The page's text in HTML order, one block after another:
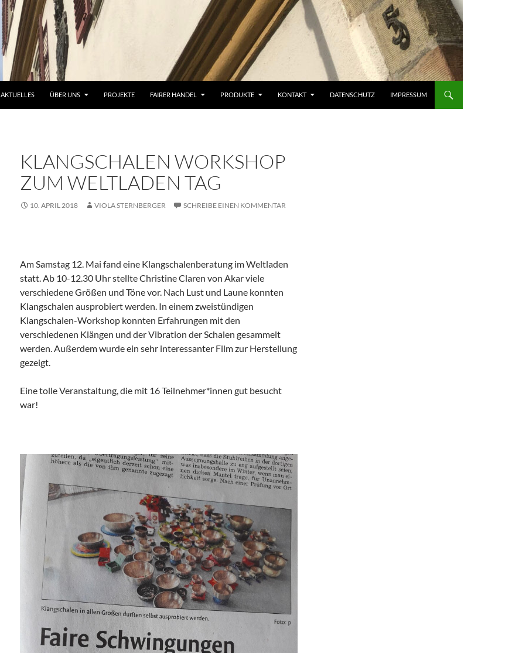
AKTUELLES ÜBER UNS PROJEKTE FAIRER HANDEL PRODUKTE KONTAKT DATENSCHUTZ IMPRESSUM
KLANGSCHALEN WORKSHOP
ZUM WELTLADEN TAG
10. APRIL 2018 VIOLA STERNBERGER SCHREIBE EINEN KOMMENTAR
Am Samstag 12. Mai fand eine Klangschalenberatung im Weltladen
statt. Ab 10-12.30 Uhr stellte Christine Claren von Akar viele
verschiedene Größen und Töne vor. Nach Lust und Laune konnten
Klangschalen ausprobiert werden. In einem zweistündigen
Klangschalen-Workshop konnten Erfahrungen mit den
verschiedenen Klängen und der Vibration der Schalen gesammelt
werden. Außerdem wurde ein sehr interessanter Film zur Herstellung
gezeigt.
Eine tolle Veranstaltung, die mit 16 Teilnehmer*innen gut besucht
war!